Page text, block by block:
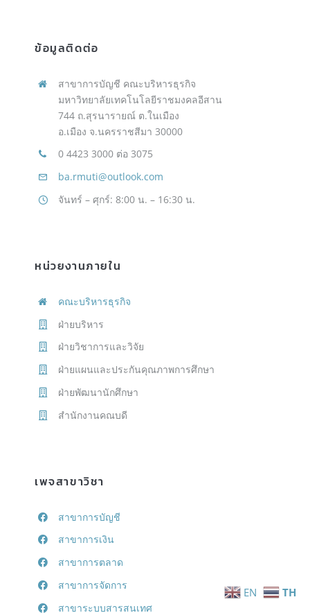
ข้อมูลติดต่อ
สาขาการบัญชี คณะบริหารธุรกิจ
มหาวิทยาลัยเทคโนโลยีราชมงคลอีสาน
744 ถ.สุรนารายณ์ ต.ในเมือง
อ.เมือง จ.นครราชสีมา 30000
0 4423 3000 ต่อ 3075
ba.rmuti@outlook.com
จันทร์ – ศุกร์: 8:00 น. – 16:30 น.
หน่วยงานภายใน
คณะบริหารธุรกิจ
ฝ่ายบริหาร
ฝ่ายวิชาการและวิจัย
ฝ่ายแผนและประกันคุณภาพการศึกษา
ฝ่ายพัฒนานักศึกษา
สำนักงานคณบดี
เพจสาขาวิชา
สาขาการบัญชี
สาขาการเงิน
สาขาการตลาด
สาขาการจัดการ
สาขาระบบสารสนเทศ
EN TH